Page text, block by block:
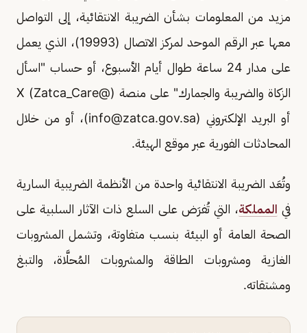
مزيد من المعلومات بشأن الضريبة الانتقائية، إلى التواصل
معها عبر الرقم الموحد لمركز الاتصال (19993)، الذي يعمل
على مدار 24 ساعة طوال أيام الأسبوع، أو حساب "اسأل
الزكاة والضريبة والجمارك" على منصة (@Zatca_Care) X
أو البريد الإلكتروني (info@zatca.gov.sa)، أو من خلال
المحادثات الفورية عبر موقع الهيئة.
وتُعَد الضريبة الانتقائية واحدة من الأنظمة الضريبية السارية
في المملكة، التي تُفرَض على السلع ذات الآثار السلبية على
الصحة العامة أو البيئة بنسب متفاوتة، وتشمل المشروبات
الغازية ومشروبات الطاقة والمشروبات المُحلَّاة، والتبغ
ومشتقاته.